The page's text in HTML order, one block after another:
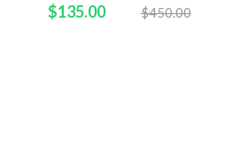
$135.00
$450.00